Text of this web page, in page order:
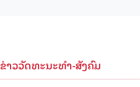
ຂ່າວວັດທະນະທຳ-ສັງຄົມ